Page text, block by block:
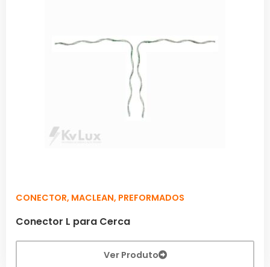
CONECTOR, MACLEAN, PREFORMADOS
Conector L para Cerca
Ver Produto